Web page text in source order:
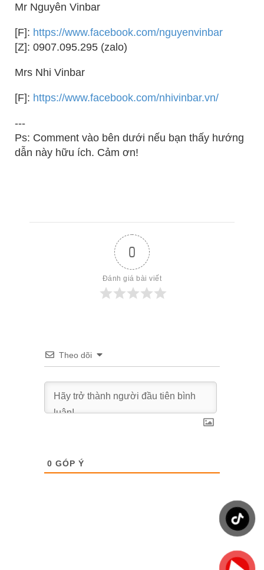
Mr Nguyên Vinbar
[F]: https://www.facebook.com/nguyenvinbar
[Z]: 0907.095.295 (zalo)
Mrs Nhi Vinbar
[F]: https://www.facebook.com/nhivinbar.vn/
---
Ps: Comment vào bên dưới nếu bạn thấy hướng
dẫn này hữu ích. Cảm ơn!
0
Đánh giá bài viết
Theo dõi
0 GÓP Ý